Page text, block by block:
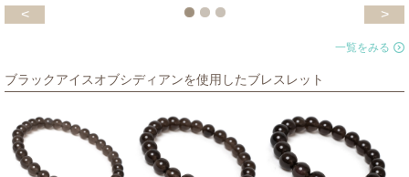
< >
一覧をみる
ブラックアイスオブシディアンを使用したブレスレット